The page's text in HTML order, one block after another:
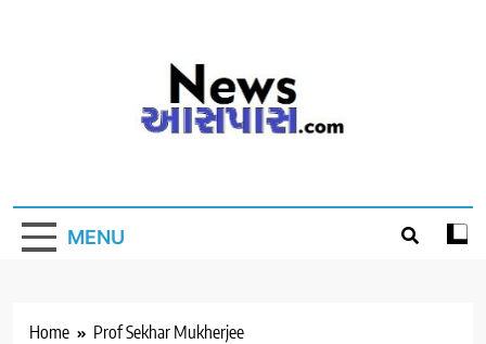
MENU
Home Prof Sekhar Mukherjee